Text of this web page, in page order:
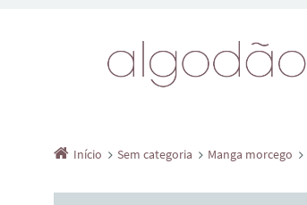
Início Sem categoria Manga morcego